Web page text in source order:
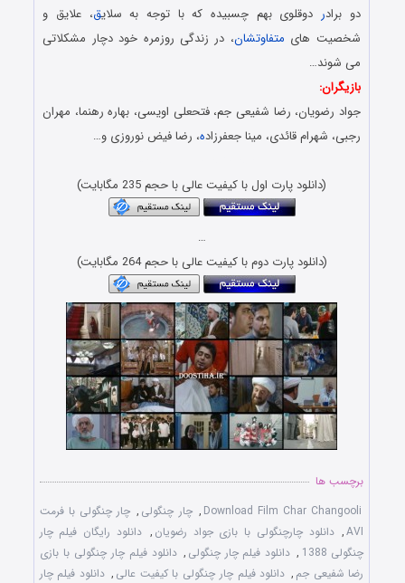
دو برادر دوقلوی بهم چسبیده که با توجه به سلایق، علایق و
شخصیت های متفاوتشان، در زندگی روزمره خود دچار مشکلاتی
می شوند…
بازیگران:
جواد رضویان، رضا شفیعی جم، فتحعلی اویسی، بهاره رهنما، مهران
رجبی، شهرام قائدی، مینا جعفرزاده، رضا فیض نوروزی و…
(دانلود پارت اول با کیفیت عالی با حجم 235 مگابایت)
…
(دانلود پارت دوم با کیفیت عالی با حجم 264 مگابایت)
برچسب ها
Download Film Char Changooli
, چار چنگولی , چار چنگولی با فرمت
AVI
, دانلود چارچنگولی با بازی جواد رضویان , دانلود رایگان فیلم چار
چنگولی 1388
, دانلود فیلم چار چنگولی , دانلود فیلم چار چنگولی با بازی
رضا شفیعی جم , دانلود فیلم چار چنگولی با کیفیت عالی , دانلود فیلم چار